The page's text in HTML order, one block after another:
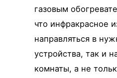
газовым
что инфракрасное
направляться в
устройства, так и
комнаты, а не